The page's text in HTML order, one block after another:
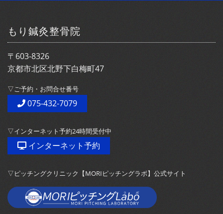
もり鍼灸整骨院
〒603-8326
京都市北区北野下白梅町47
▽ご予約・お問合せ番号
075-432-7079
▽インターネット予約24時間受付中
インターネット予約
▽ピッチングクリニック【MORIピッチングラボ】公式サイト